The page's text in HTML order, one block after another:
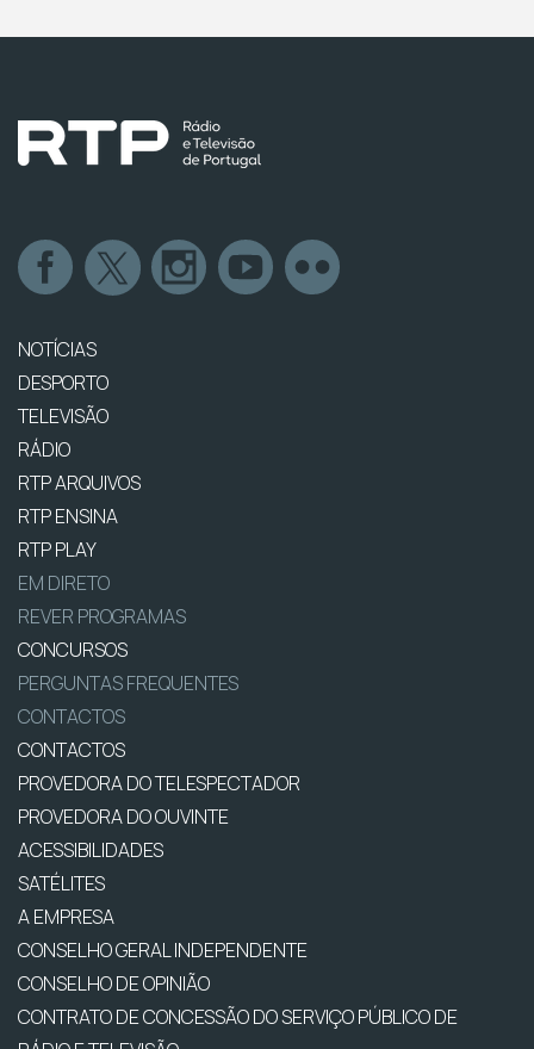
NOTÍCIAS
DESPORTO
TELEVISÃO
RÁDIO
RTP ARQUIVOS
RTP ENSINA
RTP PLAY
EM DIRETO
REVER PROGRAMAS
CONCURSOS
PERGUNTAS FREQUENTES
CONTACTOS
CONTACTOS
PROVEDORA DO TELESPECTADOR
PROVEDORA DO OUVINTE
ACESSIBILIDADES
SATÉLITES
A EMPRESA
CONSELHO GERAL INDEPENDENTE
CONSELHO DE OPINIÃO
CONTRATO DE CONCESSÃO DO SERVIÇO PÚBLICO DE